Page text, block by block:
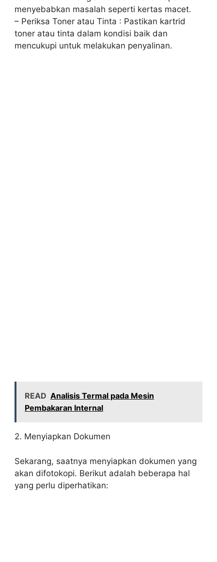
menyebabkan masalah seperti kertas macet.
– Periksa Toner atau Tinta : Pastikan kartrid
toner atau tinta dalam kondisi baik dan
mencukupi untuk melakukan penyalinan.
READ Analisis Termal pada Mesin
Pembakaran Internal
2. Menyiapkan Dokumen
Sekarang, saatnya menyiapkan dokumen yang
akan difotokopi. Berikut adalah beberapa hal
yang perlu diperhatikan: